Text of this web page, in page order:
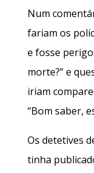
Num
fariam os
e fosse
morte?” e
iriam
“Bom saber,
Os detetives
tinha